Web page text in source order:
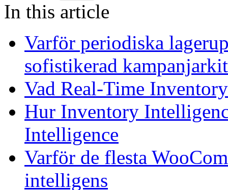
In this article
Varför periodiska
sofistikerad
Vad Real-Time
Hur Inventory
Intelligence
Varför de flesta
intelligens